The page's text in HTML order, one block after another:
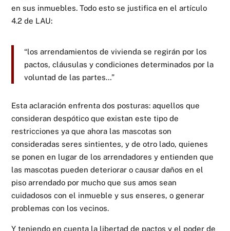
en sus inmuebles. Todo esto se justifica en el artículo
4.2 de LAU:
“los arrendamientos de vivienda se regirán por los
pactos, cláusulas y condiciones determinados por la
voluntad de las partes…”
Esta aclaración enfrenta dos posturas: aquellos que
consideran despótico que existan este tipo de
restricciones ya que ahora las mascotas son
consideradas seres sintientes, y de otro lado, quienes
se ponen en lugar de los arrendadores y entienden que
las mascotas pueden deteriorar o causar daños en el
piso arrendado por mucho que sus amos sean
cuidadosos con el inmueble y sus enseres, o generar
problemas con los vecinos.
Y teniendo en cuenta la libertad de pactos y el poder de